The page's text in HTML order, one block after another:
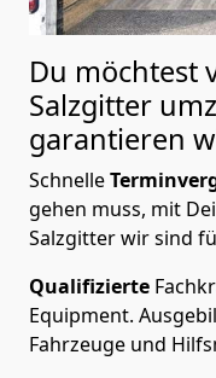
Du möchtest
Salzgitter
garantieren
Schnelle
gehen muss, mit
Salzgitter wir sind
Qualifizierte
Equipment.
Fahrzeuge und